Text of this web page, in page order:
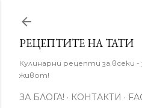
РЕЦЕПТИТЕ НА ТАТИ
Кулинарни рецепти за всеки -
живот!
ЗА БЛОГА! КОНТАКТИ